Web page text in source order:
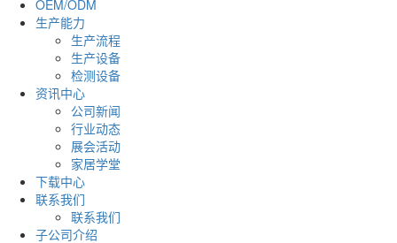
OEM/ODM
生产能力
生产流程
生产设备
检测设备
资讯中心
公司新闻
行业动态
展会活动
家居学堂
下载中心
联系我们
联系我们
子公司介绍